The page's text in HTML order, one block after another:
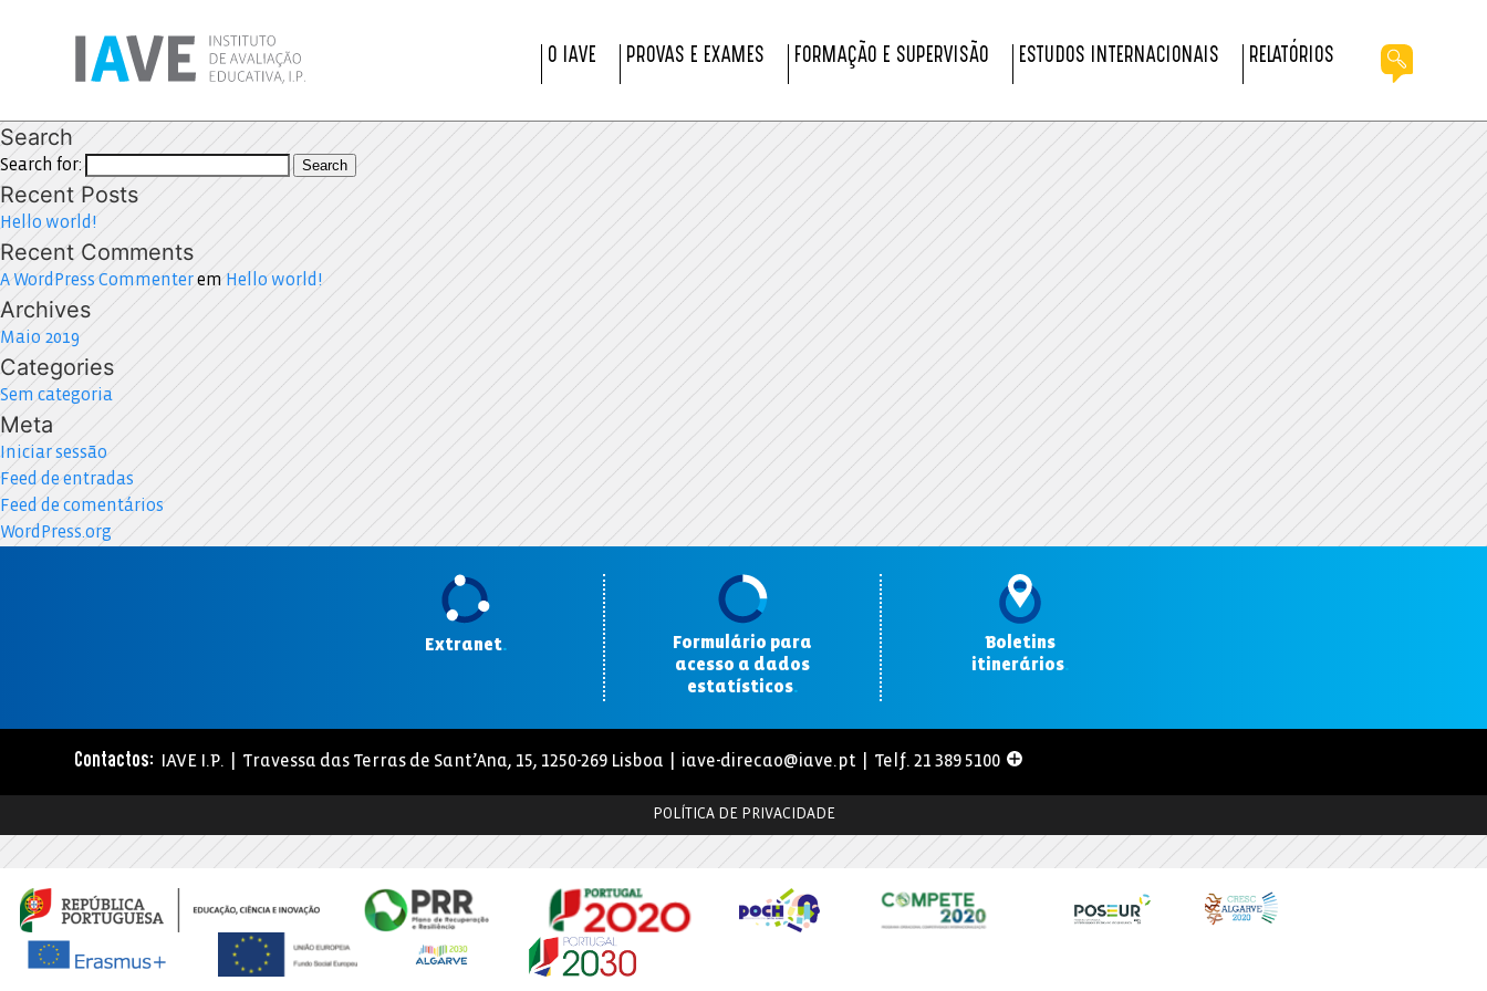
O IAVE PROVAS E EXAMES FORMAÇÃO E SUPERVISÃO ESTUDOS INTERNACIONAIS RELATÓRIOS
Search
Search for: Search
Recent Posts
Hello world!
Recent Comments
A WordPress Commenterem Hello world!
Archives
Maio 2019
Categories
Sem categoria
Meta
Iniciar sessão
Feed de entradas
Feed de comentários
WordPress.org
Extranet.
Formulário para
acesso a dados
estatísticos.
Boletins
itinerários.
Contactos: IAVE I.P. | Travessa das Terras de Sant’Ana, 15, 1250-269 Lisboa | iave-direcao@iave.pt | Telf. 21 389 5100
POLÍTICA DE PRIVACIDADE